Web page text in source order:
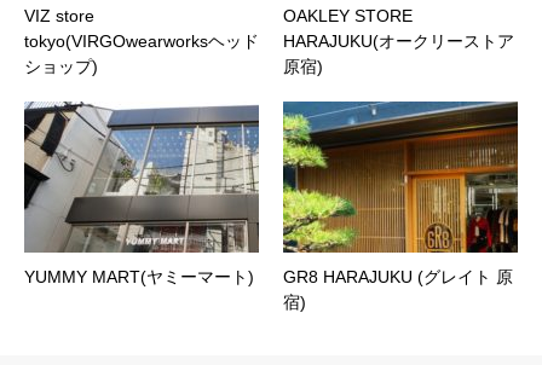
VIZ store
tokyo(VIRGOwearworksヘッド
ショップ)
OAKLEY STORE
HARAJUKU(オークリーストア
原宿)
YUMMY MART(ヤミーマート)
GR8 HARAJUKU (グレイト 原
宿)